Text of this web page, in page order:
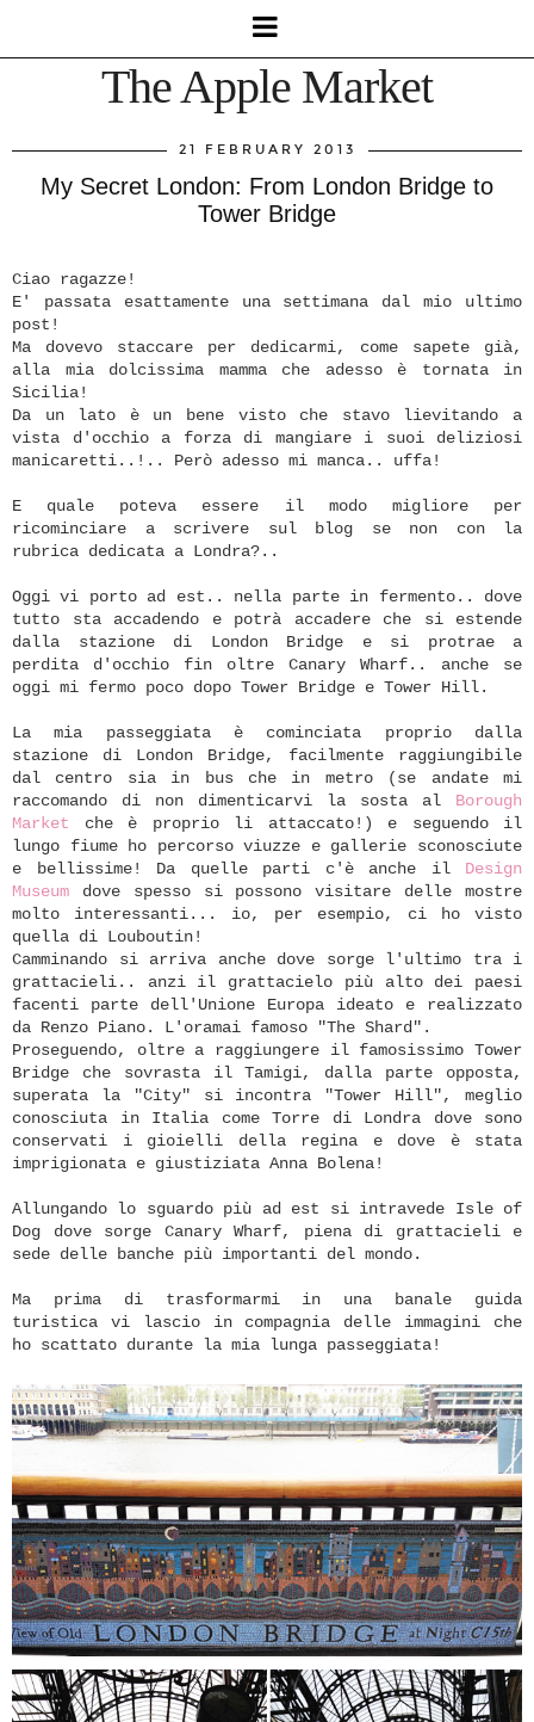
The Apple Market
21 FEBRUARY 2013
My Secret London: From London Bridge to
Tower Bridge
Ciao ragazze!
E' passata esattamente una settimana dal mio ultimo
post!
Ma dovevo staccare per dedicarmi, come sapete già,
alla mia dolcissima mamma che adesso è tornata in
Sicilia!
Da un lato è un bene visto che stavo lievitando a
vista d'occhio a forza di mangiare i suoi deliziosi
manicaretti..!.. Però adesso mi manca.. uffa!
E quale poteva essere il modo migliore per
ricominciare a scrivere sul blog se non con la
rubrica dedicata a Londra?..
Oggi vi porto ad est.. nella parte in fermento.. dove
tutto sta accadendo e potrà accadere che si estende
dalla stazione di London Bridge e si protrae a
perdita d'occhio fin oltre Canary Wharf.. anche se
oggi mi fermo poco dopo Tower Bridge e Tower Hill.
La mia passeggiata è cominciata proprio dalla
stazione di London Bridge, facilmente raggiungibile
dal centro sia in bus che in metro (se andate mi
raccomando di non dimenticarvi la sosta al Borough
Market che è proprio li attaccato!) e seguendo il
lungo fiume ho percorso viuzze e gallerie sconosciute
e bellissime! Da quelle parti c'è anche il Design
Museum dove spesso si possono visitare delle mostre
molto interessanti... io, per esempio, ci ho visto
quella di Louboutin!
Camminando si arriva anche dove sorge l'ultimo tra i
grattacieli.. anzi il grattacielo più alto dei paesi
facenti parte dell'Unione Europa ideato e realizzato
da Renzo Piano. L'oramai famoso "The Shard".
Proseguendo, oltre a raggiungere il famosissimo Tower
Bridge che sovrasta il Tamigi, dalla parte opposta,
superata la "City" si incontra "Tower Hill", meglio
conosciuta in Italia come Torre di Londra dove sono
conservati i gioielli della regina e dove è stata
imprigionata e giustiziata Anna Bolena!
Allungando lo sguardo più ad est si intravede Isle of
Dog dove sorge Canary Wharf, piena di grattacieli e
sede delle banche più importanti del mondo.
Ma prima di trasformarmi in una banale guida
turistica vi lascio in compagnia delle immagini che
ho scattato durante la mia lunga passeggiata!